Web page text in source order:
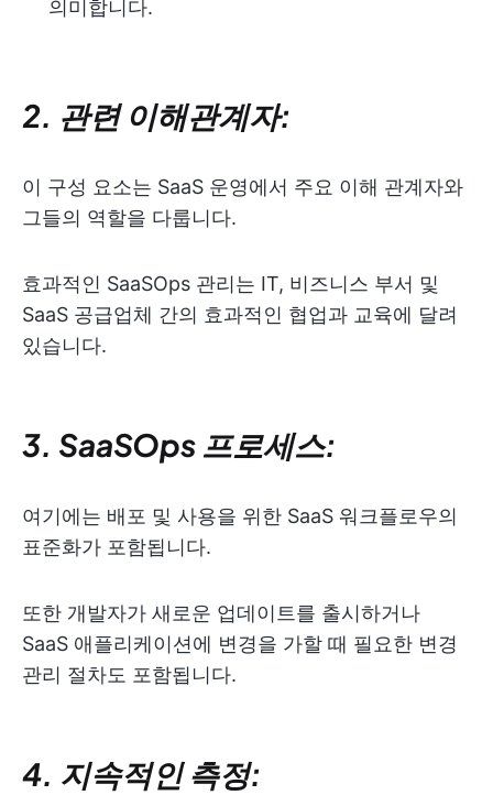
의미합니다.
2. 관련 이해관계자:
이 구성 요소는 SaaS 운영에서 주요 이해 관계자와
그들의 역할을 다룹니다.
효과적인 SaaSOps 관리는 IT, 비즈니스 부서 및
SaaS 공급업체 간의 효과적인 협업과 교육에 달려
있습니다.
3. SaaSOps 프로세스:
여기에는 배포 및 사용을 위한 SaaS 워크플로우의
표준화가 포함됩니다.
또한 개발자가 새로운 업데이트를 출시하거나
SaaS 애플리케이션에 변경을 가할 때 필요한 변경
관리 절차도 포함됩니다.
4. 지속적인 측정: